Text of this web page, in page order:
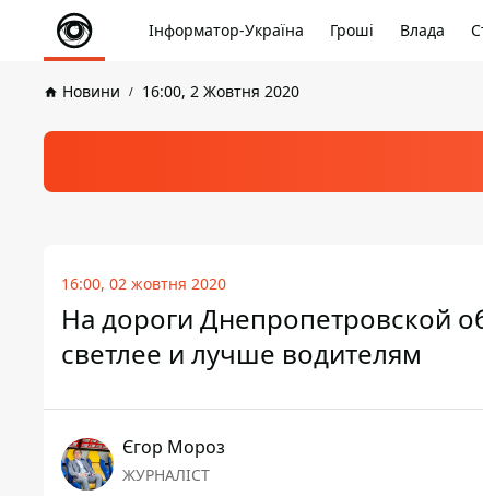
Інформатор-Україна Гроші Влада
Новини 16:00, 2 Жовтня 2020
16:00, 02 жовтня 2020
На дороги Днепропетровской
светлее и лучше водителям
Єгор Мороз
ЖУРНАЛІСТ